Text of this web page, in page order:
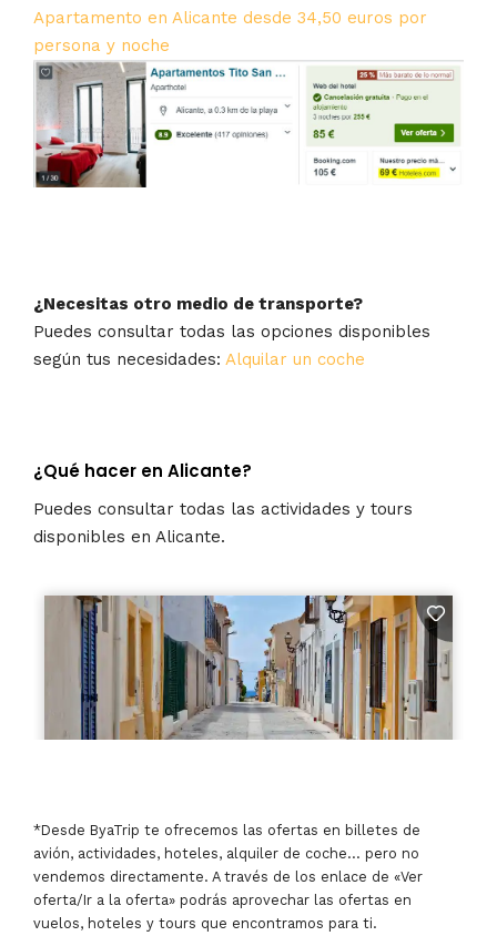
Apartamento en Alicante desde 34,50 euros por
persona y noche
¿Necesitas otro medio de transporte?
Puedes consultar todas las opciones disponibles
según tus necesidades: Alquilar un coche
¿Qué hacer en Alicante?
Puedes consultar todas las actividades y tours
disponibles en Alicante.
*Desde ByaTrip te ofrecemos las ofertas en billetes de
avión, actividades, hoteles, alquiler de coche… pero no
vendemos directamente. A través de los enlace de «Ver
oferta/Ir a la oferta» podrás aprovechar las ofertas en
vuelos, hoteles y tours que encontramos para ti.